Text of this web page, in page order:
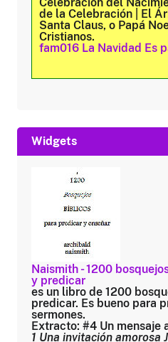
de la Celebración | El
Santa Claus, o Papá
Cristianos.
fam016 La Navidad Es
Widgets
Naismith - 1200
y predicar
es un libro de 1200
predicar. Es bueno para
sermones.
Extracto: #4 Un mensaje
1 Una invitación amorosa